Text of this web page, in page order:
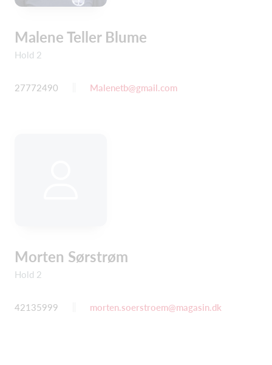
Malene Teller Blume
Hold 2
27772490 Malenetb@gmail.com
Morten Sørstrøm
Hold 2
42135999 morten.soerstroem@magasin.dk